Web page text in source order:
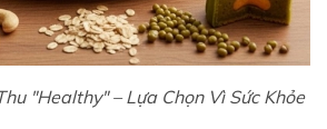
"Healthy" – Lựa Chọn Vì Sức Khỏe